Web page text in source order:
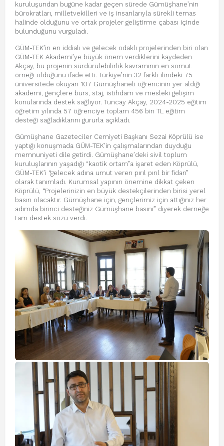
kuruluşundan bugüne kadar geçen sürede Gümüşhane’nin
bürokratları, milletvekilleri ve iş insanlarıyla sürekli temas
halinde olduğunu ve ortak projeler geliştirme çabası içinde
bulunduğunu vurguladı.
GÜM-TEK’in en iddialı ve gelecek odaklı projelerinden biri olan
GÜM-TEK Akademi’ye büyük önem verdiklerini kaydeden
Akçay, bu projenin sürdürülebilirlik kavramının en somut
örneği olduğunu ifade etti. Türkiye’nin 32 farklı ilindeki 75
üniversitede okuyan 107 Gümüşhaneli öğrencinin yer aldığı
akademi, gençlere burs, staj, istihdam ve mesleki gelişim
konularında destek sağlıyor. Tuncay Akçay, 2024-2025 eğitim
öğretim yılında 57 öğrenciye toplam 456 bin TL eğitim
desteği sağladıklarını gururla açıkladı.
Gümüşhane Gazeteciler Cemiyeti Başkanı Sezai Köprülü ise
yaptığı konuşmada GÜM-TEK’in çalışmalarından duyduğu
memnuniyeti dile getirdi. Gümüşhane’deki sivil toplum
kuruluşlarının yaşadığı “kaotik ortam”a işaret eden Köprülü,
GÜM-TEK’i “gelecek adına umut veren pırıl pırıl bir fidan”
olarak tanımladı. Kurumsal yapının önemine dikkat çeken
Köprülü, “Projelerinizin en büyük destekçilerinden birisi yerel
basın olacaktır. Gümüşhane için, gençlerimiz için attığınız her
adımda birinci desteğiniz Gümüşhane basını” diyerek derneğe
tam destek sözü verdi.